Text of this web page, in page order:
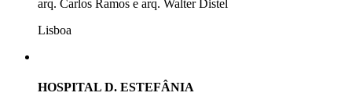
arq. Carlos Ramos e arq. Walter Distel
Lisboa
HOSPITAL D. ESTEFÂNIA